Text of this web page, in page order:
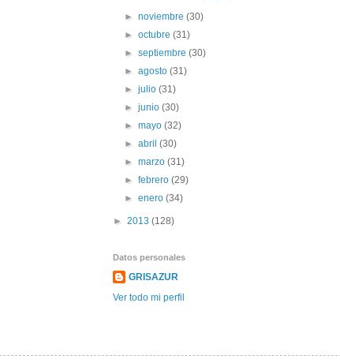
►noviembre(30)
►octubre(31)
►septiembre(30)
►agosto(31)
►julio(31)
►junio(30)
►mayo(32)
►abril(30)
►marzo(31)
►febrero(29)
►enero(34)
► 2013 (128)
Datos personales
GRISAZUR
Ver todo mi perfil